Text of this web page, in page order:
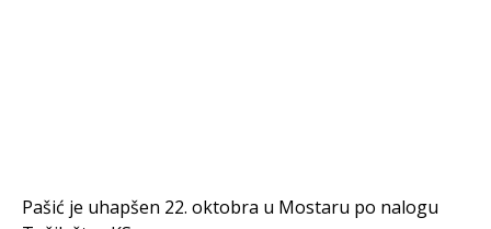
Pašić je uhapšen 22. oktobra u Mostaru po nalogu